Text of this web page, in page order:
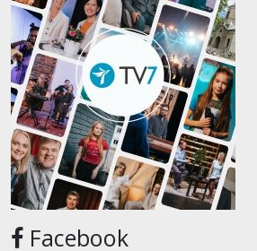
Facebook